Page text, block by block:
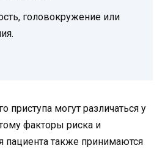
головокружение или
приступа могут различаться у
факторы риска и
пациента также принимаются